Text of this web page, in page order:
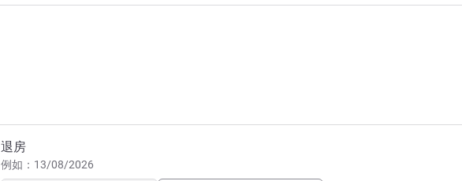
退房
例如：13/08/2026